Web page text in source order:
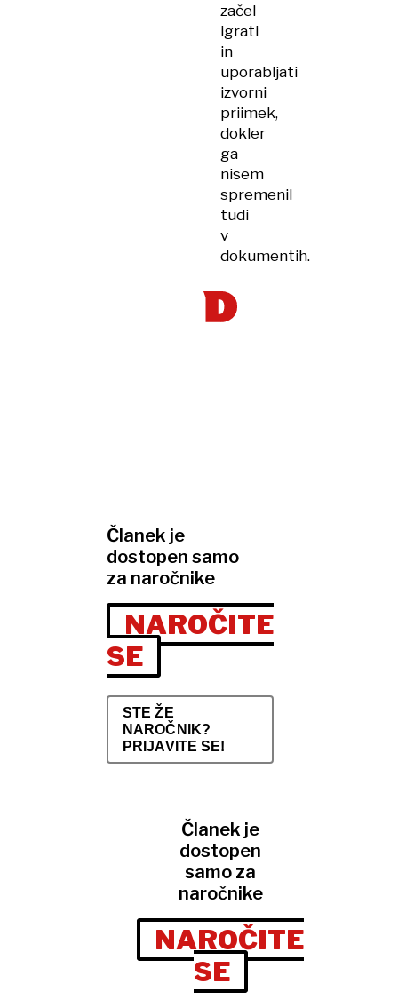
začel
igrati
in
uporabljati
izvorni
priimek,
dokler
ga
nisem
spremenil
tudi
v
dokumentih.
Članek je
dostopen samo
za naročnike
NAROČITE
SE
STE ŽE
NAROČNIK?
PRIJAVITE SE!
Članek je
dostopen
samo za
naročnike
NAROČITE
SE